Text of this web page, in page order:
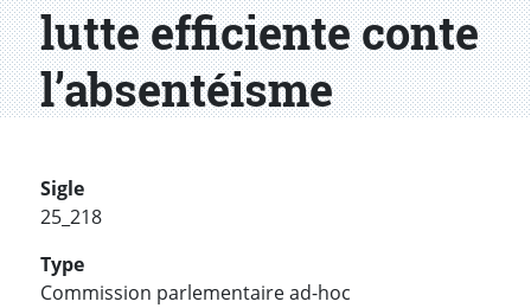
lutte efficiente conte
l’absentéisme
Sigle
25_218
Type
Commission parlementaire ad-hoc